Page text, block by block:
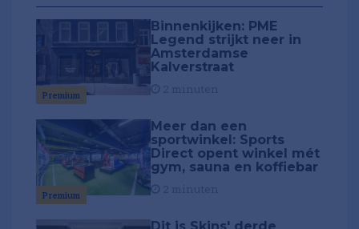
Premium
Binnenkijken: PME
Legend strijkt neer in
Amsterdamse
Kalverstraat
Premium
Meer dan een
sportwinkel: Sports
Direct opent winkel mét
gym, sauna en koffiebar